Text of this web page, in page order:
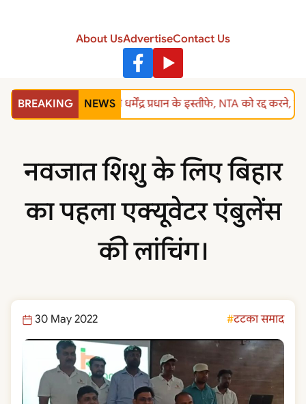
About UsAdvertiseContact Us
BREAKING NEWS
शिक्षा मंत्री धर्मेंद्र प्रधान के इस्तीफे, NTA को रद्द
नवजात शिशु के लिए बिहार
का पहला एक्यूवेटर एंबुलेंस
की लांचिंग।
30 May 2022 टटका समाद